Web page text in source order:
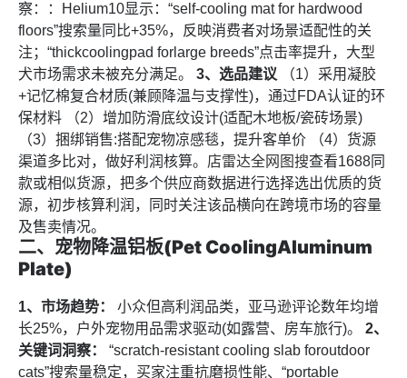
察：：Helium10显示：“self-cooling mat for hardwood
floors”搜索量同比+35%，反映消费者对场景适配性的关
注；“thickcoolingpad forlarge breeds”点击率提升，大型
犬市场需求未被充分满足。 3、选品建议 （1）采用凝胶
+记忆棉复合材质(兼顾降温与支撑性)，通过FDA认证的环
保材料 （2）增加防滑底纹设计(适配木地板/瓷砖场景)
（3）捆绑销售:搭配宠物凉感毯，提升客单价 （4）货源
渠道多比对，做好利润核算。 店雷达全网图搜查看1688同
款或相似货源，把多个供应商数据进行选择选出优质的货
源，初步核算利润，同时关注该品横向在跨境市场的容量
及售卖情况。
二、宠物降温铝板(Pet CoolingAluminum
Plate)
1、市场趋势：
小众但高利润品类，亚马逊评论数年均增
长25%，户外宠物用品需求驱动(如露营、房车旅行)。 2、
关键词洞察：
“scratch-resistant cooling slab foroutdoor
cats”搜索量稳定，买家注重抗磨损性能、“portable